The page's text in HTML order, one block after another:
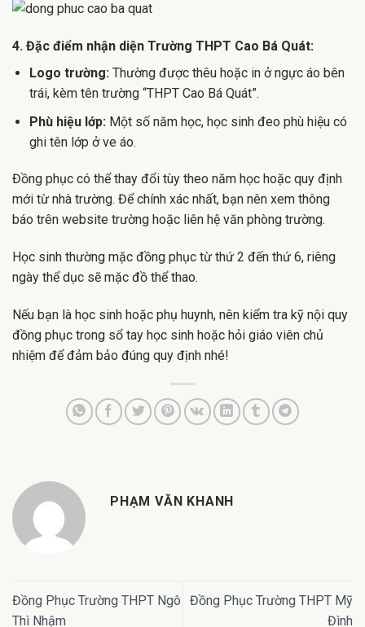
4. Đặc điểm nhận diện Trường THPT Cao Bá Quát:
Logo trường:Thường được thêu hoặc in ở ngực áo bên
trái, kèm tên trường “THPT Cao Bá Quát”.
Phù hiệu lớp: Một số năm học, học sinh đeo phù hiệu có
ghi tên lớp ở ve áo.
Đồng phục có thể thay đổi tùy theo năm học hoặc quy định
mới từ nhà trường. Để chính xác nhất, bạn nên xem thông
báo trên website trường hoặc liên hệ văn phòng trường.
Học sinh thường mặc đồng phục từ thứ 2 đến thứ 6, riêng
ngày thể dục sẽ mặc đồ thể thao.
Nếu bạn là học sinh hoặc phụ huynh, nên kiểm tra kỹ nội quy
đồng phục trong sổ tay học sinh hoặc hỏi giáo viên chủ
nhiệm để đảm bảo đúng quy định nhé!
PHẠM VĂN KHANH
Đồng Phục Trường THPT Ngô
Thì Nhậm
Đồng Phục Trường THPT Mỹ
Đình